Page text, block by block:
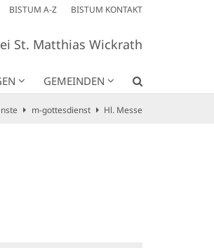
BISTUM A-Z BISTUM KONTAKT
St. Matthias Wickrath
GEMEINDEN
m-gottesdienst Hl. Messe